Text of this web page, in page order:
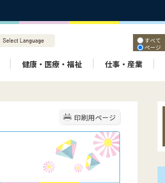
すべて
ページ
健康・医療・福祉 仕事・産業
印刷用ページ